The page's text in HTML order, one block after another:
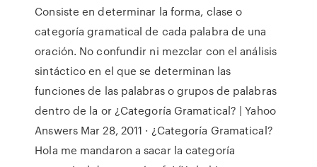
Consiste en determinar la forma, clase o
categoría gramatical de cada palabra de una
oración. No confundir ni mezclar con el análisis
sintáctico en el que se determinan las
funciones de las palabras o grupos de palabras
dentro de la or ¿Categoría Gramatical? | Yahoo
Answers Mar 28, 2011 · ¿Categoría Gramatical?
Hola me mandaron a sacar la categoría